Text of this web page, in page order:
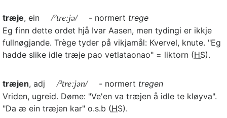
træje, ein /²treːjə/ - normert trege
Eg finn dette ordet hjå Ivar Aasen, men tydingi er ikkje
fullnøgjande. Trège tyder på vikjamål: Kvervel, knute. "Eg
hadde slike idle træje pao vetlataonao" = liktorn (HS).
træjen, adj /²treːjən/ - normert tregen
Vriden, ugreid. Døme: "Ve'en va træjen å idle te kløyva".
"Da æ ein træjen kar" o.s.b (HS).